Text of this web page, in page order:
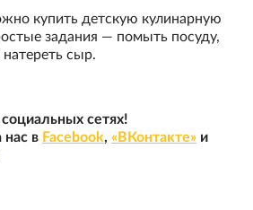
купить детскую кулинарную
задания — помыть посуду,
сыр.
сетях!
нас в Facebook, «ВКонтакте» и